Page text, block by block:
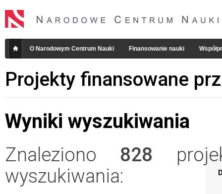
O Narodowym Centrum Nauki Finansowanie nauki
Projekty finansowane
Wyniki wyszukiwania
Znaleziono 828
wyszukiwania: